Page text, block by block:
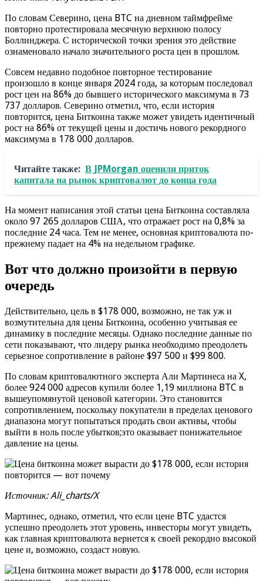
По словам Северино, цена BTC на дневном таймфрейме
повторно протестировала месячную верхнюю полосу
Боллинджера. С исторической точки зрения это действие
ознаменовало начало значительного роста цен в прошлом.
Совсем недавно подобное повторное тестирование
произошло в конце января 2024 года, за которым последовал
рост цен на 86% до бывшего исторического максимума в 73
737 долларов. Северино отметил, что, если история
повторится, цена Биткоина также может увидеть идентичный
рост на 86% от текущей цены и достичь нового рекордного
максимума в 178 000 долларов.
Читайте также: В JPMorgan оценили приток
капитала на рынок криптовалют до конца года
На момент написания этой статьи цена Биткоина составляла
около 97 265 долларов США, что отражает рост на 0,8% за
последние 24 часа. Тем не менее, основная криптовалюта по-
прежнему падает на 4% на недельном графике.
Вот что должно произойти в первую
очередь
Действительно, цель в $178 000, возможно, не так уж и
возмутительна для цены Биткоина, особенно учитывая ее
динамику в последние месяцы. Однако последние данные по
сети показывают, что лидеру рынка необходимо преодолеть
серьезное сопротивление в районе $97 500 и $99 800.
По словам криптовалютного эксперта Али Мартинеса на X,
более 924 000 адресов купили более 1,19 миллиона BTC в
вышеупомянутой ценовой категории. Это становится
сопротивлением, поскольку покупатели в пределах ценового
диапазона могут попытаться продать свои активы, чтобы
выйти в ноль после убытков;это оказывает понижательное
давление на цены.
Источник: Ali_charts/X
Мартинес, однако, отметил, что если цене BTC удастся
успешно преодолеть этот уровень, инвесторы могут увидеть,
как главная криптовалюта вернется к своей рекордно высокой
цене и, возможно, создаст новую.